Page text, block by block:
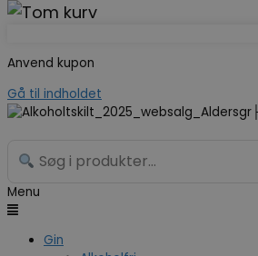
Anvend kupon
Gå til indholdet
Menu
Gin